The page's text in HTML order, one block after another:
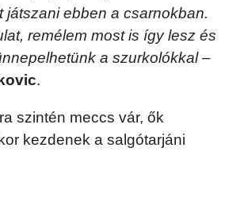
játszani ebben a csarnokban.
remélem most is így lesz és
a szurkolókkal–
.
szintén meccs vár, ők
kezdenek a salgótarjáni